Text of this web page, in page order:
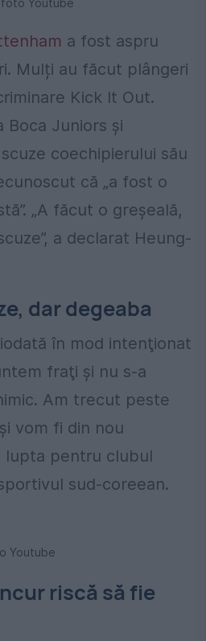
foto Youtube
a fost aspru
Mulți au făcut plângeri
Kick It Out.
Boca Juniors şi
coechipierului său
că „a fost o
„A făcut o greşeală,
a declarat Heung-
dar degeaba
în mod intenţionat
fraţi şi nu s-a
Am trecut peste
vom fi din nou
lupta pentru clubul
sud-coreean.
Youtube
riscă să fie